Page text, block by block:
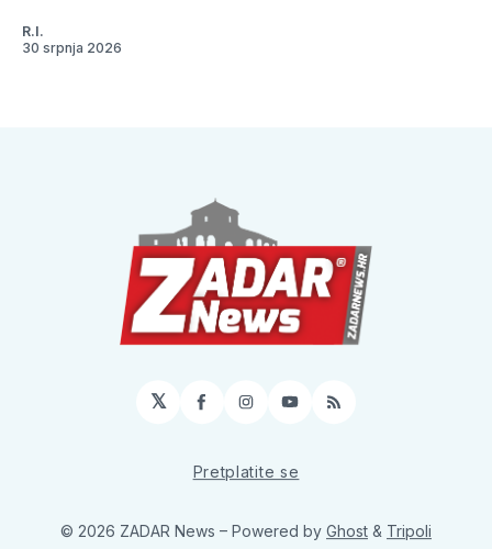
R.I.
30 srpnja 2026
𝕏 Facebook
Instagram
YouTube
RSS
Pretplatite se
© 2026 ZADAR News – Powered by Ghost & Tripoli